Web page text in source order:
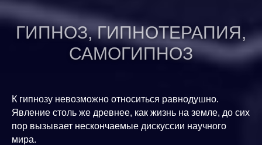
ГИПНОЗ, ГИПНОТЕРАПИЯ,
САМОГИПНОЗ
К гипнозу невозможно относиться равнодушно.
Явление столь же древнее, как жизнь на земле, до сих
пор вызывает нескончаемые дискуссии научного
мира.